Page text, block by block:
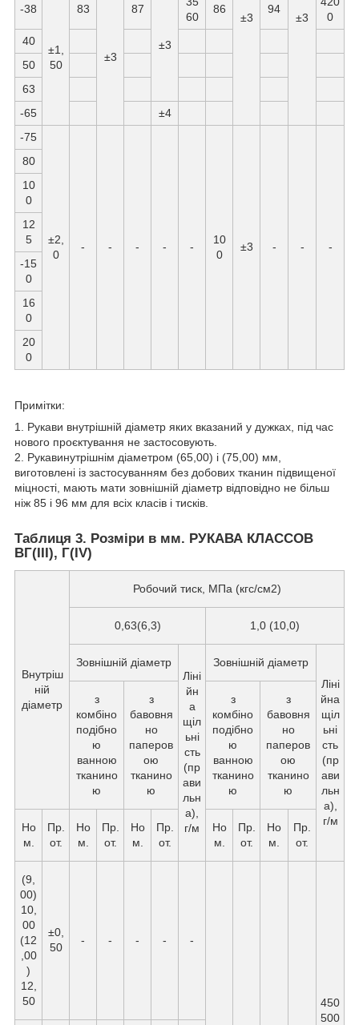
±3 ±3
-38
±1,
50
83
±3
87
±3
60
86 94
0
40
50
63
-65
±4
-75
±2,
0
- - - - -
10
0
±3 - - -
80
10
0
12
5
-15
0
16
0
20
0
Примітки:
1. Рукави внутрішній діаметр яких вказаний у дужках, під час
нового проєктування не застосовують.
2. Рукавинутрішнім діаметром (65,00) і (75,00) мм,
виготовлені із застосуванням без добових тканин підвищеної
міцності, мають мати зовнішній діаметр відповідно не більш
ніж 85 і 96 мм для всіх класів і тисків.
Таблиця 3. Розміри в мм. РУКАВА КЛАССОВ
ВГ(III), Г(IV)
Внутріш
ній
діаметр
Робочий тиск, МПа (кгс/см2)
0,63(6,3) 1,0 (10,0)
Зовнішній діаметр
Ліні
йн
а
щіл
ьні
сть
(пр
ави
льн
а),
г/м
Зовнішній діаметр
Ліні
йна
щіл
ьні
сть
(пр
ави
льн
а),
г/м
з
комбіно
подібно
ю
ванною
тканино
ю
з
бавовня
но
паперов
ою
тканино
ю
з
комбіно
подібно
ю
ванною
тканино
ю
з
бавовня
но
паперов
ою
тканино
ю
Но
м.
Пр.
от.
Но
м.
Пр.
от.
Но
м.
Пр.
от.
Но
м.
Пр.
от.
Но
м.
Пр.
от.
(9,
00)
10,
00
(12
,00
)
12,
50
±0,
50
- - - - -
450
500